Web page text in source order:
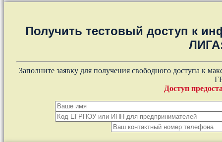
Получить тестовый доступ к
Заполните заявку для получения свободного доступа к
Доступ